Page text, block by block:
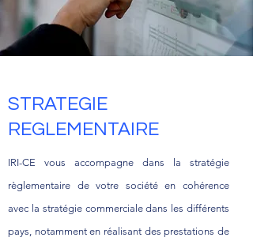
STRATEGIE
REGLEMENTAIRE
IRI-CE vous accompagne dans la stratégie
règlementaire de votre société en cohérence
avec la stratégie commerciale dans les différents
pays, notamment en réalisant des prestations de